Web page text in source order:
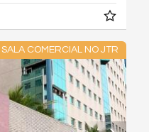
SALA COMERCIAL NO JTR